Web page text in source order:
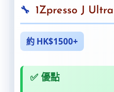
1Zpresso J
約 HK$1500+
✅ 優點